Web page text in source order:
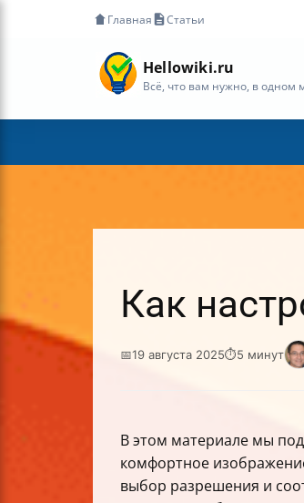
Главная Статьи
Hellowiki.ru
Всё, что вам нужно, в одном
Как
📅19 августа 2025⏱5 минут
В этом материале мы
комфортное
выбор разрешения и